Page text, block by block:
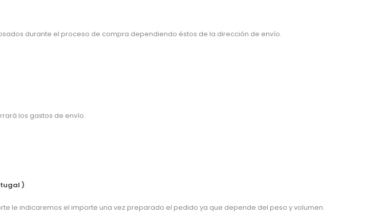
durante el proceso de compra dependiendo éstos de la dirección de envío.
los gastos de envío.
).
le indicaremos el importe una vez preparado el pedido ya que depende del peso y volumen.